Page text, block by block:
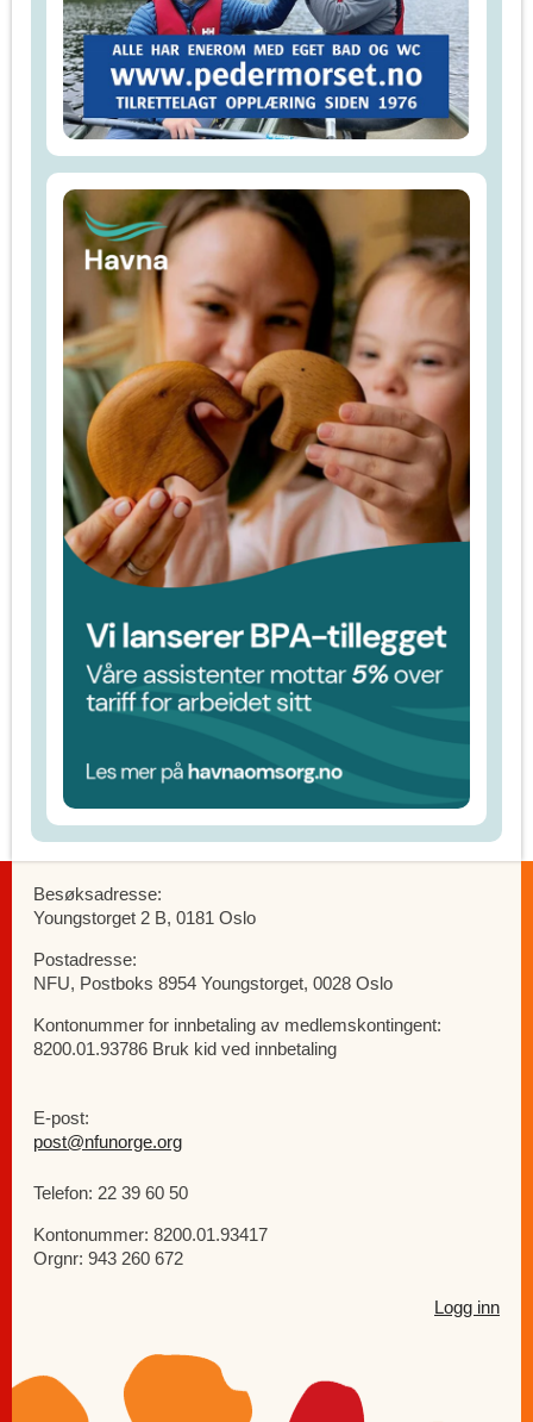
Besøksadresse:
Youngstorget 2 B, 0181 Oslo
Postadresse:
NFU, Postboks 8954 Youngstorget, 0028 Oslo
Kontonummer for innbetaling av medlemskontingent:
8200.01.93786 Bruk kid ved innbetaling
E-post:
post@nfunorge.org
Telefon: 22 39 60 50
Kontonummer: 8200.01.93417
Orgnr: 943 260 672
Logg inn